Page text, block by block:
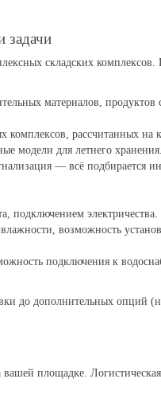
задачи
складских комплексов.
материалов, продуктов
комплексов, рассчитанных на
модели для летнего хранения.
— всё подбирается
подключением электричества.
возможность
подключения к
до дополнительных опций
площадке.